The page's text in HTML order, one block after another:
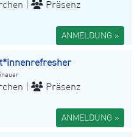
|
Präsenz
ANMELDUNG »
|
Präsenz
ANMELDUNG »